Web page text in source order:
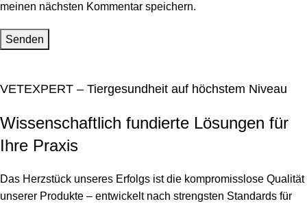
meinen nächsten Kommentar speichern.
VETEXPERT – Tiergesundheit auf höchstem Niveau
Wissenschaftlich fundierte Lösungen für
Ihre Praxis
Das Herzstück unseres Erfolgs ist die kompromisslose Qualität
unserer Produkte – entwickelt nach strengsten Standards für